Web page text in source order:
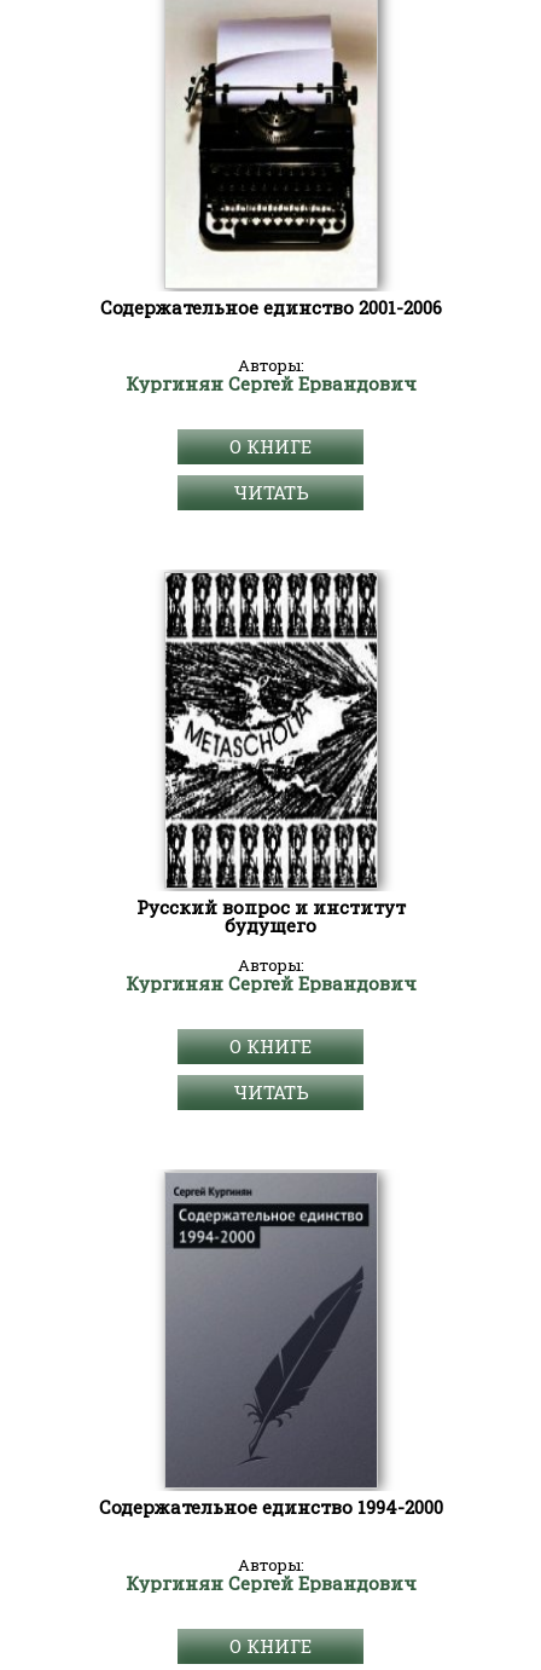
Содержательное единство 2001-2006
Авторы:
Кургинян Сергей Ервандович
О КНИГЕ
ЧИТАТЬ
Русский вопрос и институт
будущего
Авторы:
Кургинян Сергей Ервандович
О КНИГЕ
ЧИТАТЬ
Содержательное единство 1994-2000
Авторы:
Кургинян Сергей Ервандович
О КНИГЕ